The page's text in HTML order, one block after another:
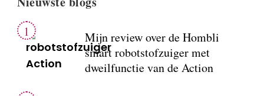
Mijn review over de Hombli
smart robotstofzuiger met
dweilfunctie van de Action